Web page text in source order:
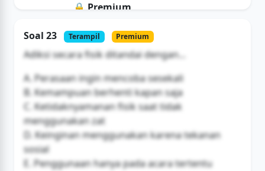
🔒 Premium
Buka Akses
Soal 23 Terampil Premium
Adiksi secara fisik ditandai dengan...
A. Perasaan ingin mencoba sesekali
B. Kemampuan berhenti kapan saja
C. Ketidaknyamanan fisik saat tidak
menggunakan zat
D. Keinginan menggunakan karena tekanan
sosial
E. Penggunaan hanya pada acara tertentu